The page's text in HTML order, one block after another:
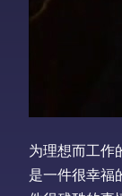
为理想而工作
是一件很幸福